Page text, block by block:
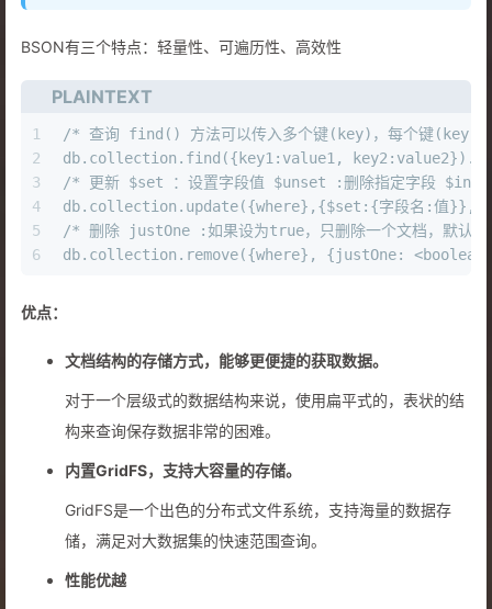
BSON有三个特点：轻量性、可遍历性、高效性
PLAINTEXT
1
2
3
4
5
6
/* 查询 find() 方法可以传入多个键(key)，每个键(key)
db.collection.find({key1:value1,
/* 更新 $set ：设置字段值 $unset :删除指定字段 $inc：
db.collection.update({where},{$set:{字段名:值
/* 删除 justOne :如果设为true，只删除一个文档，默认
db.collection.remove({where}, {justOne:
优点：
文档结构的存储方式，能够更便捷的获取数据。
对于一个层级式的数据结构来说，使用扁平式的，表状的结
构来查询保存数据非常的困难。
内置GridFS，支持大容量的存储。
GridFS是一个出色的分布式文件系统，支持海量的数据存
储，满足对大数据集的快速范围查询。
性能优越